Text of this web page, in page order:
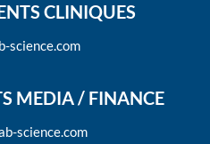
CLINIQUES
science.com
MEDIA / FINANCE
science.com